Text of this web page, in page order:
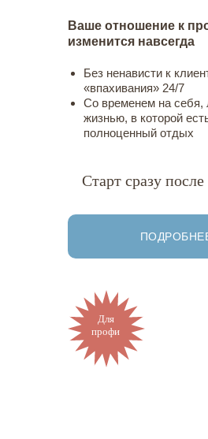
Без ненависти к
«впахивания» 24/7
Со временем на
жизнью, в которой
полноценный отдых
Ваше отношение к
изменится навсегда
Старт сразу
Для
профи